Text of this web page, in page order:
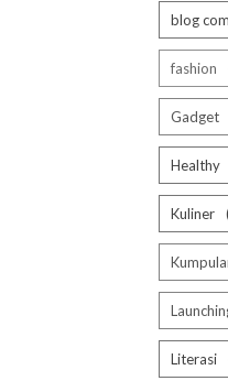
blog
fashion
Gadget
Healthy
Kuliner
Literasi